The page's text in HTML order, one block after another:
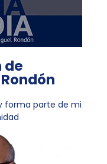
de
forma parte de mi